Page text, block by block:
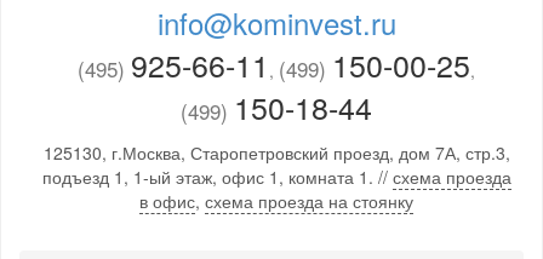
info@kominvest.ru
(495) 925-66-11 , (499) 150-00-25,
(499) 150-18-44
125130, г.Москва, Старопетровский проезд, дом 7А, стр.3,
подъезд 1, 1-ый этаж, офис 1, комната 1. // схема проезда
в офис, схема проезда на стоянку